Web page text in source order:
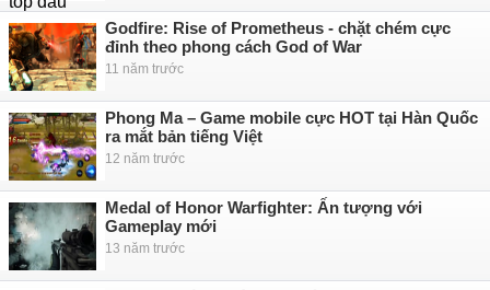
Godfire: Rise of Prometheus - chặt chém cực
đỉnh theo phong cách God of War
11 năm trước
Phong Ma – Game mobile cực HOT tại Hàn Quốc
ra mắt bản tiếng Việt
12 năm trước
Medal of Honor Warfighter: Ấn tượng với
Gameplay mới
13 năm trước